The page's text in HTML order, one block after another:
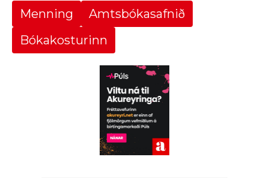
Menning
Amtsbókasafnið
Bókakosturinn